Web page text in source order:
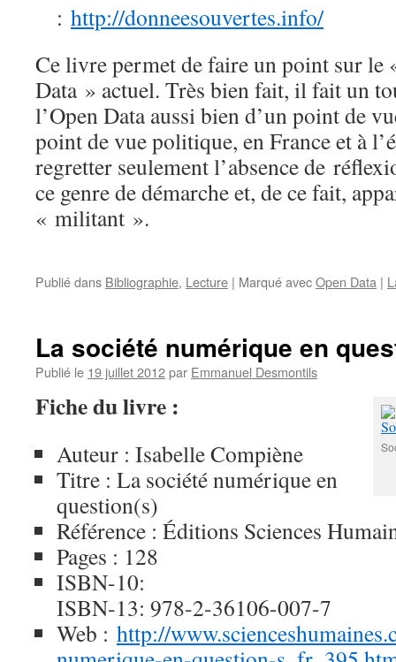
: http://donneesouvertes.info/
Ce livre permet de faire un point sur le
Data » actuel. Très bien fait, il fait un
l’Open Data aussi bien d’un point de
point de vue politique, en France et à
regretter seulement l’absence de
ce genre de démarche et, de ce fait,
« militant ».
Publié dans Bibliographie, Lecture | Marqué avecOpen Data |
La société numérique en
Publié le 19 juillet 2012par Emmanuel Desmontils
Fiche du livre :
Auteur : Isabelle Compiène
Titre : La société numérique en
question(s)
Référence : Éditions Sciences
Pages : 128
ISBN-10:
ISBN-13: 978-2-36106-007-7
Web : http://